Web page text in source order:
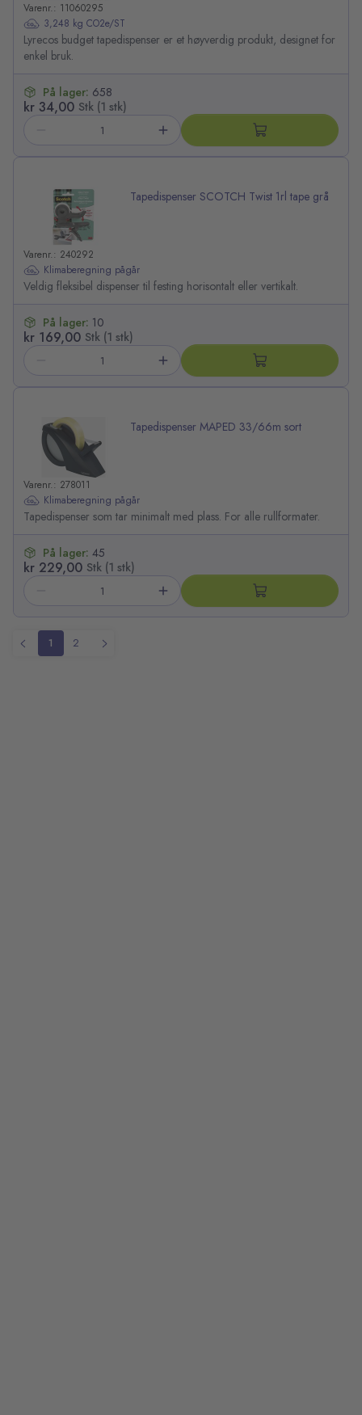
Varenr.: 11060295
3,248 kg CO2e/ST
Lyrecos budget tapedispenser er et høyverdig produkt, designet for
enkel bruk.
kr 34,00 Stk (1 stk)
På lager: 658
Tapedispenser SCOTCH Twist 1rl tape grå
Varenr.: 240292
Klimaberegning pågår
Veldig fleksibel dispenser til festing horisontalt eller vertikalt.
kr 169,00 Stk (1 stk)
På lager: 10
Tapedispenser MAPED 33/66m sort
Varenr.: 278011
Klimaberegning pågår
Tapedispenser som tar minimalt med plass. For alle rullformater.
kr 229,00 Stk (1 stk)
På lager: 45
1 2